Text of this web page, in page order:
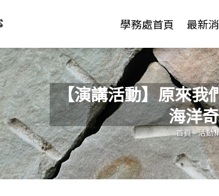
學務處首頁 最新
【演講活動】原來我
海洋
您在
首頁-活動